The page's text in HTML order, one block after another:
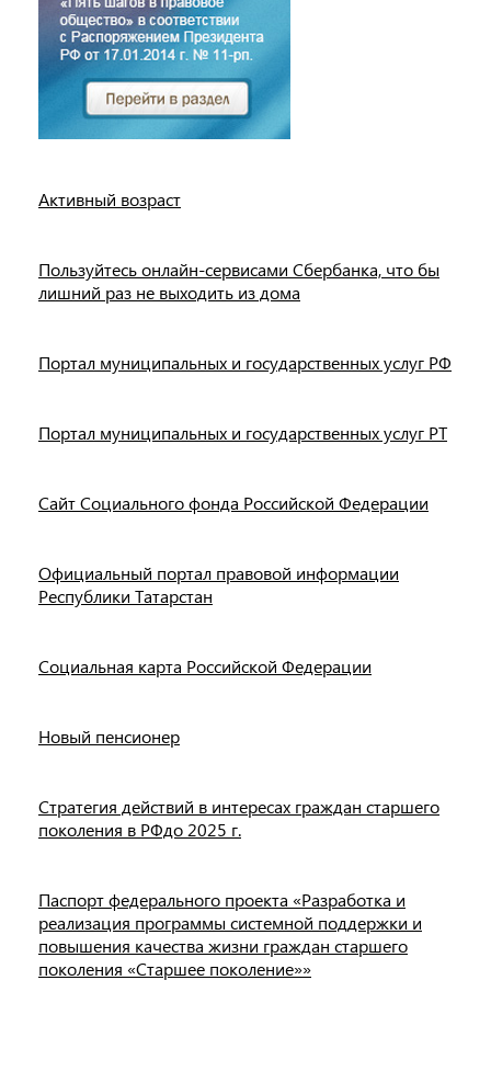
Активный возраст
Пользуйтесь онлайн-сервисами Сбербанка, что бы
лишний раз не выходить из дома
Портал муниципальных и государственных услуг РФ
Портал муниципальных и государственных услуг РТ
Сайт Социального фонда Российской Федерации
Официальный портал правовой информации
Республики Татарстан
Социальная карта Российской Федерации
Новый пенсионер
Стратегия действий в интересах граждан старшего
поколения в РФдо 2025 г.
Паспорт федерального проекта «Разработка и
реализация программы системной поддержки и
повышения качества жизни граждан старшего
поколения «Старшее поколение»»